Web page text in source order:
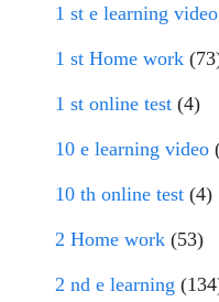
1 st e learning video
1 st Home work
1 st online test (4)
10 e learning video
10 th online test (4)
2 Home work (53)
2 nd e learning